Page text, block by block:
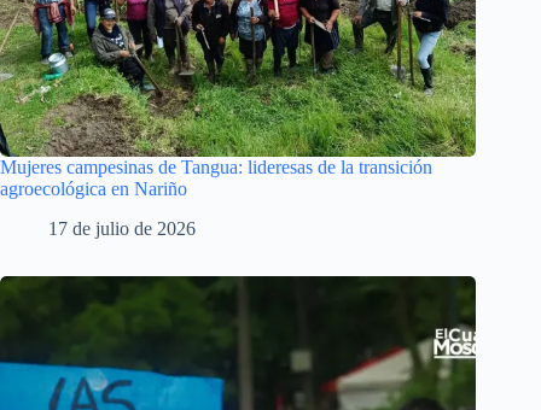
Mujeres campesinas de Tangua: lideresas de la transición
agroecológica en Nariño
17 de julio de 2026